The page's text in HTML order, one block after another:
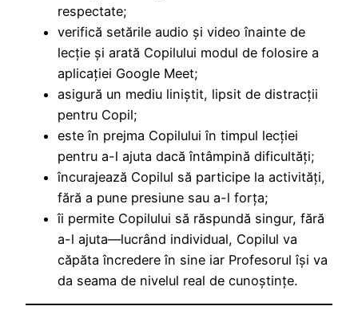
respectate;
verifică setările audio și video înainte de
lecție și arată Copilului modul de folosire a
aplicației Google Meet;
asigură un mediu liniștit, lipsit de distracții
pentru Copil;
este în prejma Copilului în timpul lecției
pentru a-l ajuta dacă întâmpină dificultăți;
încurajează Copilul să participe la activități,
fără a pune presiune sau a-l forța;
îi permite Copilului să răspundă singur, fără
a-l ajuta—lucrând individual, Copilul va
căpăta încredere în sine iar Profesorul își va
da seama de nivelul real de cunoștințe.